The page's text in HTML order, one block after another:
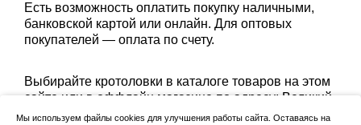
Есть возможность оплатить покупку наличными,
банковской картой или онлайн. Для оптовых
покупателей — оплата по счету.
Выбирайте кротоловки в каталоге товаров на этом
сайте или в оффлайн магазине по адресу: Великий
Новгород, Сырковское шоссе, 8а (по будням с 9:00
Мы используем файлы cookies для улучшения работы сайта. Оставаясь на